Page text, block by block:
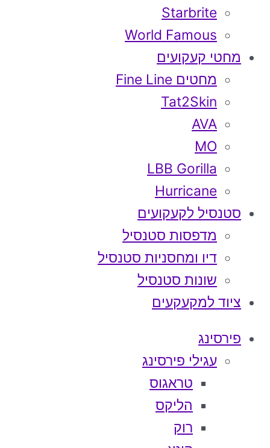
Starbrite
World Famous
מחטי קעקועים
מחטים Fine Line
Tat2Skin
AVA
MO
LBB Gorilla
Hurricane
סטנסיל לקעקועים
מדפסות סטנסיל
דיו ומחסניות סטנסיל
שונות סטנסיל
ציוד למקעקעים
פירסינג
עגילי פירסינג
טראגוס
הליקס
רוק